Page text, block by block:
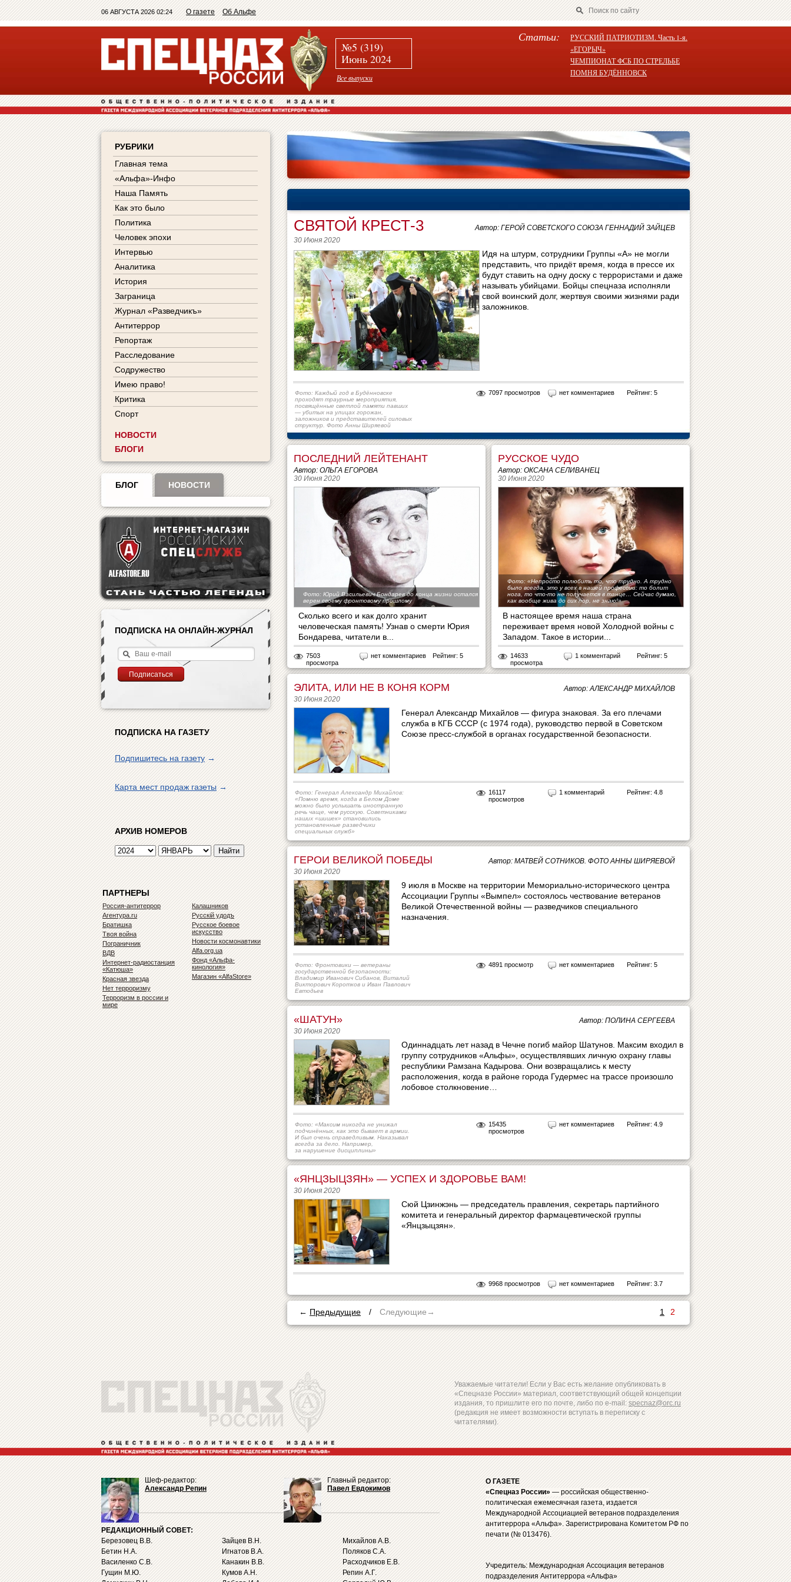
06 АВГУСТА 2026 02:24 О газете Об Альфе
№5 (319)
Июнь 2024
Все выпуски
Статьи:
РУССКИЙ ПАТРИОТИЗМ. Часть 1-я.
«ЕГОРЫЧ»
ЧЕМПИОНАТ ФСБ ПО СТРЕЛЬБЕ
ПОМНЯ БУДЁННОВСК
РУБРИКИ
Главная тема
«Альфа»-Инфо
Наша Память
Как это было
Политика
Человек эпохи
Интервью
Аналитика
История
Заграница
Журнал «Разведчикъ»
Антитеррор
Репортаж
Расследование
Содружество
Имею право!
Критика
Спорт
НОВОСТИ
БЛОГИ
БЛОГ НОВОСТИ
ПОДПИСКА НА ОНЛАЙН-ЖУРНАЛ
ПОДПИСКА НА ГАЗЕТУ
Подпишитесь на газету→
Карта мест продаж газеты→
АРХИВ НОМЕРОВ
ПАРТНЕРЫ
Россия-антитеррор
Агентура.ru
Братишка
Твоя война
Пограничник
ВДВ
Интернет-радиостанция
«Катюша»
Красная звезда
Нет терроризму
Терроризм в россии и
мире
Калашников
Русскiй удодъ
Русское боевое
искусство
Новости космонавтики
Alfa.org.ua
Фонд «Альфа-
кинология»
Магазин «AlfaStore»
Автор: ГЕРОЙ СОВЕТСКОГО СОЮЗА ГЕННАДИЙ ЗАЙЦЕВ
СВЯТОЙ КРЕСТ-3
30 Июня 2020
Идя на штурм, сотрудники Группы «А» не могли
представить, что придёт время, когда в прессе их
будут ставить на одну доску с террористами и даже
называть убийцами. Бойцы спецназа исполняли
свой воинский долг, жертвуя своими жизнями ради
заложников.
Фото: Каждый год в Будённовске
проходят траурные мероприятия,
посвящённые светлой памяти павших
— убитых на улицах горожан,
заложников и представителей силовых
структур. Фото Анны Ширяевой
7097 просмотров нет комментариев Рейтинг: 5
ПОСЛЕДНИЙ ЛЕЙТЕНАНТ
Автор: ОЛЬГА ЕГОРОВА
30 Июня 2020
Фото: Юрий Васильевич Бондарев до конца жизни остался
верен своему фронтовому прошлому
Сколько всего и как долго хранит
человеческая память! Узнав о смерти Юрия
Бондарева, читатели в...
7503
просмотра
нет комментариев Рейтинг: 5
РУССКОЕ ЧУДО
Автор: ОКСАНА СЕЛИВАНЕЦ
30 Июня 2020
Фото: «Непросто полюбить то, что трудно. А трудно
было всегда, это у всех в нашей профессии: то болит
нога, то что-то не получается в танце… Сейчас думаю,
как вообще жива до сих пор, не знаю!»
В настоящее время наша страна
переживает время новой Холодной войны с
Западом. Такое в истории...
14633
просмотра
1 комментарий Рейтинг: 5
Автор: АЛЕКСАНДР МИХАЙЛОВ
ЭЛИТА, ИЛИ НЕ В КОНЯ КОРМ
30 Июня 2020
Генерал Александр Михайлов — фигура знаковая. За его плечами
служба в КГБ СССР (с 1974 года), руководство первой в Советском
Союзе пресс-службой в органах государственной безопасности.
Фото: Генерал Александр Михайлов:
«Помню время, когда в Белом Доме
можно было услышать иностранную
речь чаще, чем русскую. Советниками
наших «шишек» становились
установленные разведчики
специальных служб»
16117
просмотров
1 комментарий Рейтинг: 4.8
Автор: МАТВЕЙ СОТНИКОВ. ФОТО АННЫ ШИРЯЕВОЙ
ГЕРОИ ВЕЛИКОЙ ПОБЕДЫ
30 Июня 2020
9 июля в Москве на территории Мемориально-исторического центра
Ассоциации Группы «Вымпел» состоялось чествование ветеранов
Великой Отечественной войны — разведчиков специального
назначения.
Фото: Фронтовики — ветераны
государственной безопасности:
Владимир Иванович Сибанов, Виталий
Викторович Коротков и Иван Павлович
Евтодьев
4891 просмотр нет комментариев Рейтинг: 5
Автор: ПОЛИНА СЕРГЕЕВА
«ШАТУН»
30 Июня 2020
Одиннадцать лет назад в Чечне погиб майор Шатунов. Максим входил в
группу сотрудников «Альфы», осуществлявших личную охрану главы
республики Рамзана Кадырова. Они возвращались к месту
расположения, когда в районе города Гудермес на трассе произошло
лобовое столкновение…
Фото: «Максим никогда не унижал
подчинённых, как это бывает в армии.
И был очень справедливым. Наказывал
всегда за дело. Например,
за нарушение дисциплины»
15435
просмотров
нет комментариев Рейтинг: 4.9
«ЯНЦЗЫЦЗЯН» — УСПЕХ И ЗДОРОВЬЕ ВАМ!
30 Июня 2020
Сюй Цзинжэнь — председатель правления, секретарь партийного
комитета и генеральный директор фармацевтической группы
«Янцзыцзян».
9968 просмотров нет комментариев Рейтинг: 3.7
← Предыдущие / Следующие→ 1 2
Уважаемые читатели! Если у Вас есть желание опубликовать в
«Спецназе России» материал, соответствующий общей концепции
издания, то пришлите его по почте, либо по e-mail:specnaz@orc.ru
(редакция не имеет возможности вступать в переписку с
читателями).
Шеф-редактор:
Александр Репин
Главный редактор:
Павел Евдокимов
РЕДАКЦИОННЫЙ СОВЕТ:
Березовец В.В.
Бетин Н.А.
Василенко С.В.
Гущин М.Ю.
Зайцев В.Н.
Игнатов В.А.
Канакин В.В.
Кумов А.Н.
Михайлов А.В.
Поляков С.А.
Расходчиков Е.В.
Репин А.Г.
О ГАЗЕТЕ
«Спецназ России» — российская общественно-
политическая ежемесячная газета, издается
Международной Ассоциацией ветеранов подразделения
антитеррора «Альфа». Зарегистрирована Комитетом РФ по
печати (№ 013476).
Учредитель: Международная Ассоциация ветеранов
подразделения Антитеррора «Альфа»